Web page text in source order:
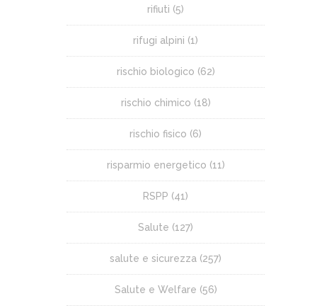
rifiuti (5)
rifugi alpini (1)
rischio biologico (62)
rischio chimico (18)
rischio fisico (6)
risparmio energetico (11)
RSPP (41)
Salute (127)
salute e sicurezza (257)
Salute e Welfare (56)